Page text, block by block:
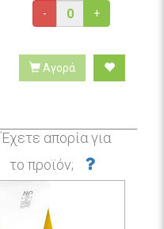
- +
Αγορά
Έχετε απορία για
το προϊόν;